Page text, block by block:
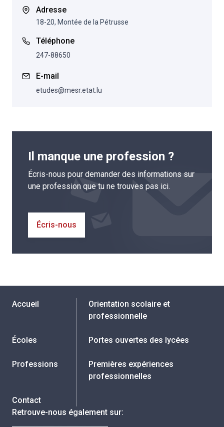
Adresse
18-20, Montée de la Pétrusse
Téléphone
247-88650
E-mail
etudes@mesr.etat.lu
Il manque une profession ?
Écris-nous pour demander des informations sur
une profession que tu ne trouves pas ici.
Écris-nous
Accueil
Orientation scolaire et
professionnelle
Écoles Portes ouvertes des lycées
Professions
Premières expériences
professionnelles
Contact
Retrouve-nous également sur: